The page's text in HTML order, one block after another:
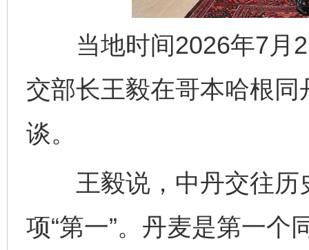
当地时间2026年7月2
交部长王毅在哥本哈根
谈。
王毅说，中丹交往历
项“第一”。丹麦是第一个